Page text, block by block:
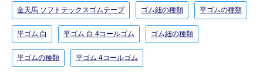
金天馬 ソフトテックスゴムテープ ゴム紐の種類 平ゴムの種類
平ゴム 白 平ゴム 白 4コールゴム ゴム紐の種類
平ゴムの種類 平ゴム 4コールゴム